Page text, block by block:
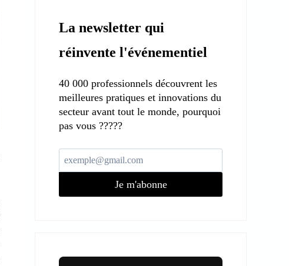
La newsletter qui
réinvente l'événementiel
40 000 professionnels découvrent les
meilleures pratiques et innovations du
secteur avant tout le monde, pourquoi
pas vous ?????
Je m'abonne